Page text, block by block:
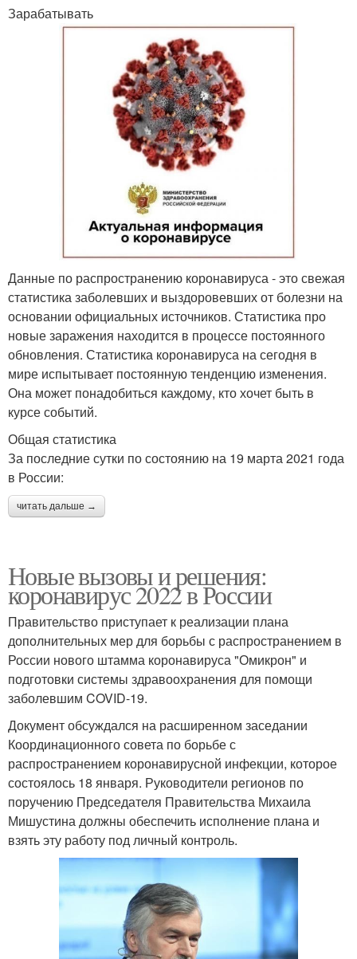
Зарабатывать
Данные по распространению коронавируса - это свежая
статистика заболевших и выздоровевших от болезни на
основании официальных источников. Статистика про
новые заражения находится в процессе постоянного
обновления. Статистика коронавируса на сегодня в
мире испытывает постоянную тенденцию изменения.
Она может понадобиться каждому, кто хочет быть в
курсе событий.
Общая статистика
За последние сутки по состоянию на 19 марта 2021 года
в России:
читать дальше →
Новые вызовы и решения:
коронавирус 2022 в России
Правительство приступает к реализации плана
дополнительных мер для борьбы с распространением в
России нового штамма коронавируса "Омикрон" и
подготовки системы здравоохранения для помощи
заболевшим COVID-19.
Документ обсуждался на расширенном заседании
Координационного совета по борьбе с
распространением коронавирусной инфекции, которое
состоялось 18 января. Руководители регионов по
поручению Председателя Правительства Михаила
Мишустина должны обеспечить исполнение плана и
взять эту работу под личный контроль.